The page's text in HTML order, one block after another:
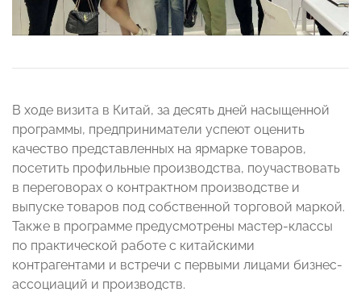
В ходе визита в Китай, за десять дней насыщенной
программы, предприниматели успеют оценить
качество представленных на ярмарке товаров,
посетить профильные производства, поучаствовать
в переговорах о контрактном производстве и
выпуске товаров под собственной торговой маркой.
Также в программе предусмотрены мастер-классы
по практической работе с китайскими
контрагентами и встречи с первыми лицами бизнес-
ассоциаций и производств.